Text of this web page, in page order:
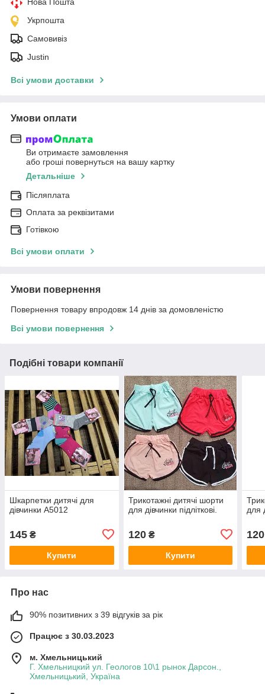
Укрпошта
Самовивіз
Justin
Всі умови доставки
Умови оплати
Ви отримаєте замовлення
або гроші повернуться на вашу картку
Детальніше
Післяплата
Оплата за реквізитами
Готівкою
Всі умови оплати
Умови повернення
Повернення товару впродовж 14 днів за домовленістю
Всі умови повернення
Подібні товари компанії
Шкарпетки дитячі для
дівчинки A5012
145 ₴
Купити
Трикотажні дитячі шорти
для дівчинки підліткові.
120₴
Купити
для
120
Про нас
90% позитивних з 39 відгуків за рік
Працює з 30.03.2023
м. Хмельницький
Г. Хмельницкий ул. Геологов 10\1 рынок Дарсон.,
Хмельницький, Україна